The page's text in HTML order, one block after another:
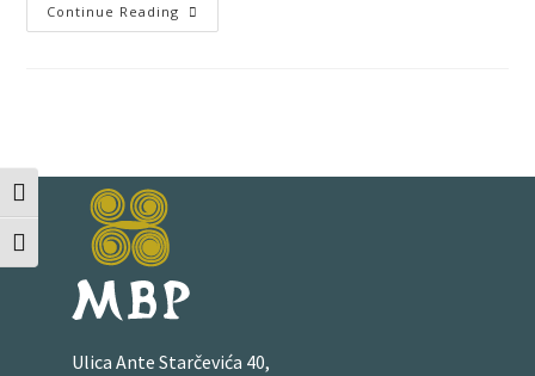
Toggle High Contrast
Toggle Font size
Continue Reading
Ulica Ante Starčevića 40,